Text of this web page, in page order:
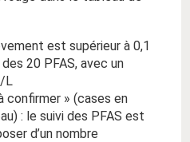
est supérieur à 0,1
20 PFAS, avec un
L
confirmer » (cases en
: le suivi des PFAS est
d’un nombre